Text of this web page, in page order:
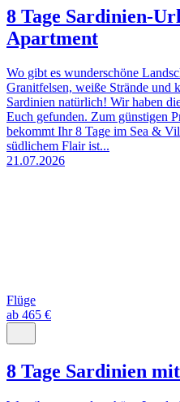
8 Tage Sardinien-
Apartment
Wo gibt es wunderschöne
Granitfelsen, weiße Strände und
Sardinien natürlich! Wir haben
Euch gefunden. Zum günstigen
bekommt Ihr 8 Tage im Sea &
südlichem Flair ist...
21.07.2026
Flüge
ab 465 €
8 Tage Sardinien